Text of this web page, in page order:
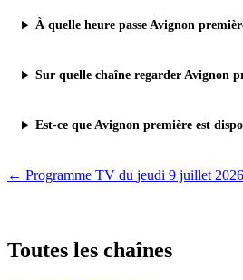
À quelle heure passe Avignon
Sur quelle chaîne regarder Avignon
Est-ce que Avignon première est
← Programme TV du jeudi 9 juillet 2026
Toutes les chaînes